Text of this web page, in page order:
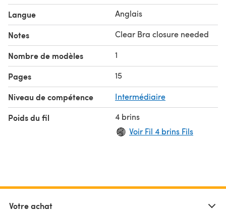
Langue Anglais
Notes Clear Bra closure needed
Nombre de modèles 1
Pages 15
Niveau de compétence Intermédiaire
Poids du fil
4 brins
Voir Fil 4 brins Fils
Votre achat